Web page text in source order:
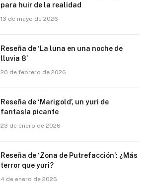
para huir de la realidad
13 de mayo de 2026
Reseña de ‘La luna en una noche de
lluvia 8’
20 de febrero de 2026
Reseña de ‘Marigold’, un yuri de
fantasía picante
23 de enero de 2026
Reseña de ‘Zona de Putrefacción’: ¿Más
terror que yuri?
4 de enero de 2026